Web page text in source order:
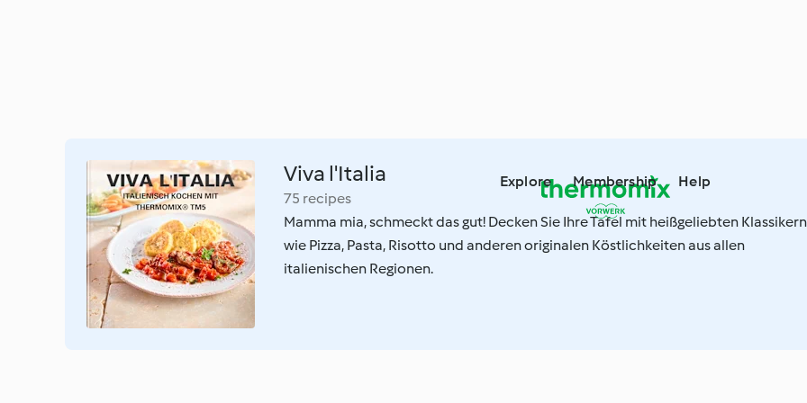
Explore Membership Help
Viva l'Italia
75 recipes
Mamma mia, schmeckt das gut! Decken Sie Ihre Tafel mit heißgeliebten Klassikern
wie Pizza, Pasta, Risotto und anderen originalen Köstlichkeiten aus allen
italienischen Regionen.